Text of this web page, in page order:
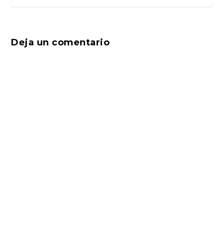
Deja un comentario